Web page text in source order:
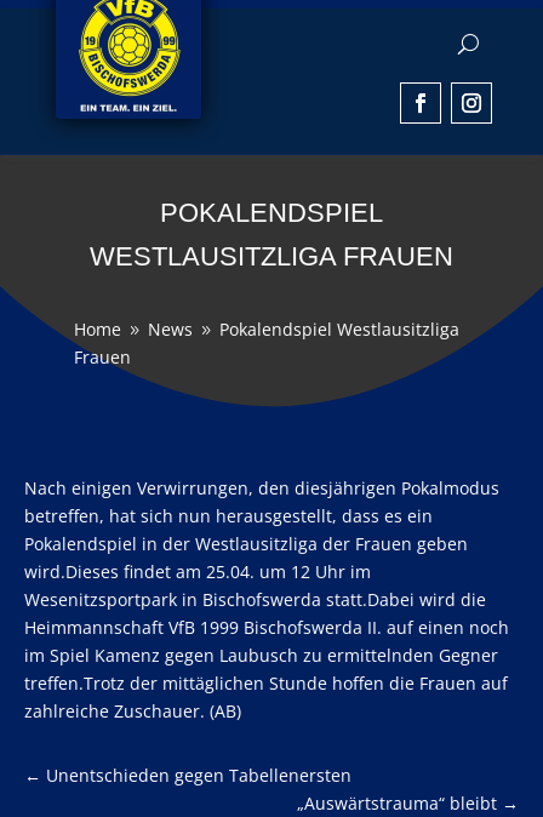
POKALENDSPIEL
WESTLAUSITZLIGA FRAUEN
Home 9 News 9 Pokalendspiel Westlausitzliga
Frauen
Nach einigen Verwirrungen, den diesjährigen Pokalmodus
betreffen, hat sich nun herausgestellt, dass es ein
Pokalendspiel in der Westlausitzliga der Frauen geben
wird.Dieses findet am 25.04. um 12 Uhr im
Wesenitzsportpark in Bischofswerda statt.Dabei wird die
Heimmannschaft VfB 1999 Bischofswerda II. auf einen noch
im Spiel Kamenz gegen Laubusch zu ermittelnden Gegner
treffen.Trotz der mittäglichen Stunde hoffen die Frauen auf
zahlreiche Zuschauer. (AB)
← Unentschieden gegen Tabellenersten
„Auswärtstrauma“ bleibt →